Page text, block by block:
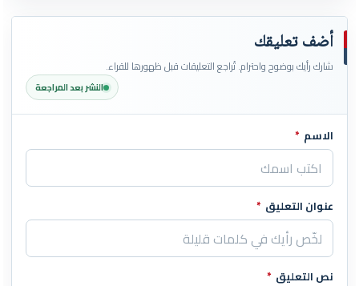
أضف تعليقك
شارك رأيك بوضوح واحترام. تُراجع التعليقات قبل ظهورها للقراء.
النشر بعد المراجعة
اترك هذا الحقل فارغاً
الاسم *
عنوان التعليق *
نص التعليق *